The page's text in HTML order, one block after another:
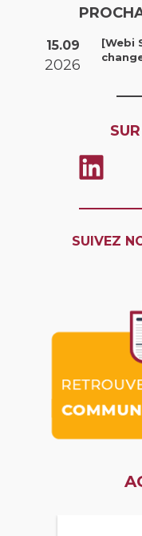
15.09
2026
[Webi
SUIVEZ